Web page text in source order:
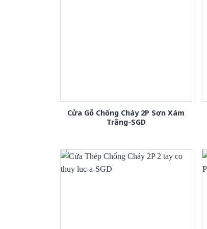
Cửa Gỗ Chống Cháy 2P Sơn Xám
Trắng-SGD